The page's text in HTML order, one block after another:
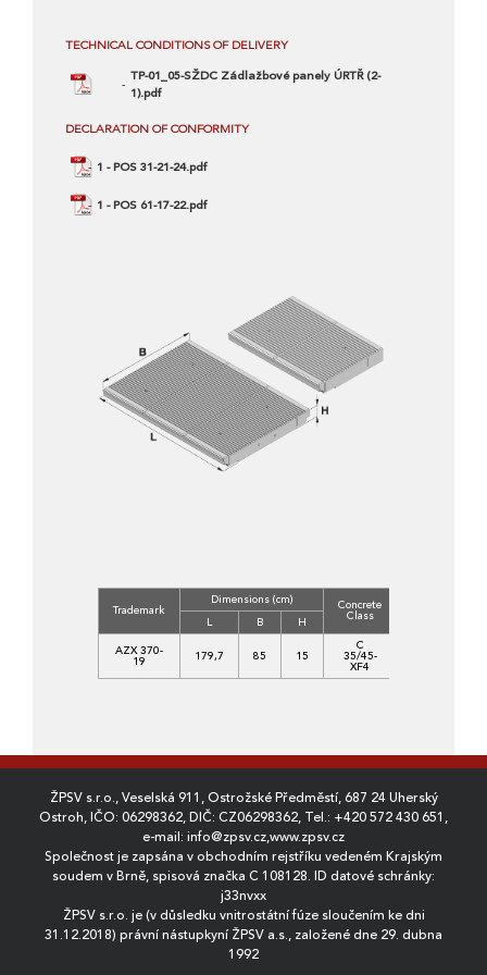
TECHNICAL CONDITIONS OF DELIVERY
TP-01_05-SŽDC Zádlažbové panely ÚRTŘ (2-
1).pdf
DECLARATION OF CONFORMITY
1 - POS 31-21-24.pdf
1 - POS 61-17-22.pdf
Trademark
Dimensions (cm) Concrete
Class
L B
H
AZX 370-
19 179,7 85 15
C
35/45-
XF4
ŽPSV s.r.o., Veselská 911, Ostrožské Předměstí, 687 24 Uherský
Ostroh, IČO: 06298362, DIČ: CZ06298362, Tel.: +420 572 430 651 ,
e-mail: info@zpsv.cz,www.zpsv.cz
Společnost je zapsána v obchodním rejstříku vedeném Krajským
soudem v Brně, spisová značka C 108128. ID datové schránky:
j33nvxx
ŽPSV s.r.o. je (v důsledku vnitrostátní fúze sloučením ke dni
31.12.2018) právní nástupkyní ŽPSV a.s., založené dne 29. dubna
1992